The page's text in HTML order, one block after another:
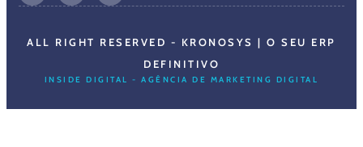
ALL RIGHT RESERVED - KRONOSYS | O SEU ERP
DEFINITIVO
INSIDE DIGITAL - AGÊNCIA DE MARKETING DIGITAL